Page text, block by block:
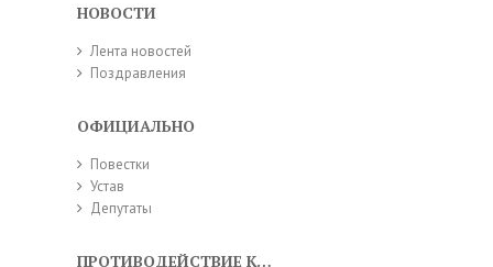
НОВОСТИ
Лента новостей
Поздравления
ОФИЦИАЛЬНО
Повестки
Устав
Депутаты
ПРОТИВОДЕЙСТВИЕ КОРРУПЦИИ